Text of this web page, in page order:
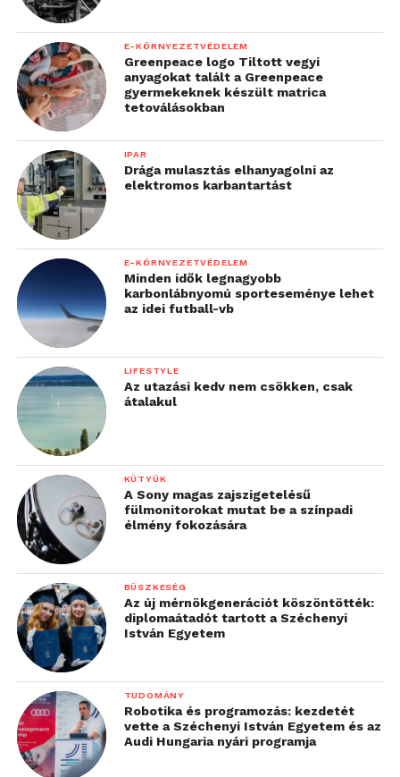
tapasztalatokra tudnak
szert tenni, amelyek
később hatalmas előnyt
jelentenek. Aki részese
egy világcsúcstartó jármű
megépítésének, vagy a
szakmájában kiírt
világbajnokság legjobbjai
között végez, az nagy
valószínűséggel a
munkaerőpiacon is
megállja majd a helyét. A
tehetségsegítés lényege
pedig, hogy megtaláljuk
és felkaroljuk azokat a
fiatalokat, akiknek nagy
céljaik vannak az
életben.”
További friss híreket talál aTechnokratafőoldalán!
Csatlakozzon hozzánk aFacebookonis!
E-KÖRNYEZETVÉDELEM
Greenpeace logo Tiltott vegyi
anyagokat talált a Greenpeace
gyermekeknek készült matrica
tetoválásokban
IPAR
Drága mulasztás elhanyagolni az
elektromos karbantartást
E-KÖRNYEZETVÉDELEM
Minden idők legnagyobb
karbonlábnyomú sporteseménye lehet
az idei futball-vb
LIFESTYLE
Az utazási kedv nem csökken, csak
átalakul
KÜTYÜK
A Sony magas zajszigetelésű
fülmonitorokat mutat be a színpadi
élmény fokozására
BÜSZKESÉG
Az új mérnökgenerációt köszöntötték:
diplomaátadót tartott a Széchenyi
István Egyetem
TUDOMÁNY
Robotika és programozás: kezdetét
vette a Széchenyi István Egyetem és az
Audi Hungaria nyári programja